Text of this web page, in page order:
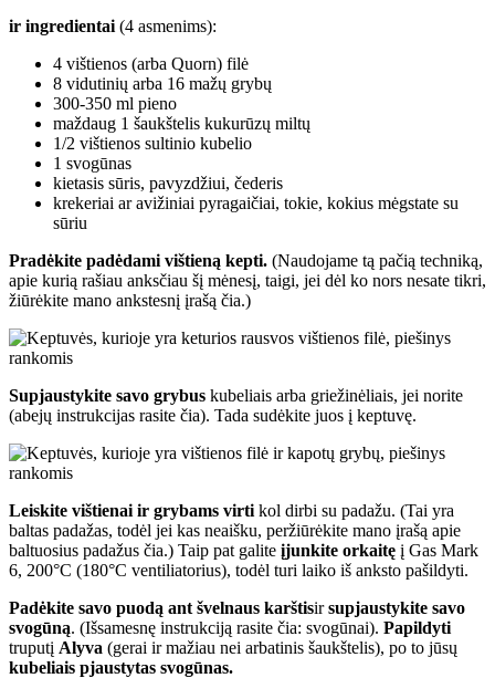
ir ingredientai (4 asmenims):
4 vištienos (arba Quorn) filė
8 vidutinių arba 16 mažų grybų
300-350 ml pieno
maždaug 1 šaukštelis kukurūzų miltų
1/2 vištienos sultinio kubelio
1 svogūnas
kietasis sūris, pavyzdžiui, čederis
krekeriai ar avižiniai pyragaičiai, tokie, kokius mėgstate su
sūriu
Pradėkite padėdami vištieną kepti. (Naudojame tą pačią techniką,
apie kurią rašiau anksčiau šį mėnesį, taigi, jei dėl ko nors nesate tikri,
žiūrėkite mano ankstesnį įrašą čia.)
Supjaustykite savo grybus kubeliais arba griežinėliais, jei norite
(abejų instrukcijas rasite čia). Tada sudėkite juos į keptuvę.
Leiskite vištienai ir grybams virti kol dirbi su padažu. (Tai yra
baltas padažas, todėl jei kas neaišku, peržiūrėkite mano įrašą apie
baltuosius padažus čia.) Taip pat galite įjunkite orkaitę į Gas Mark
6, 200°C (180°C ventiliatorius), todėl turi laiko iš anksto pašildyti.
Padėkite savo puodą ant švelnaus karštisirsupjaustykite savo
svogūną. (Išsamesnę instrukciją rasite čia: svogūnai). Papildyti
truputį Alyva (gerai ir mažiau nei arbatinis šaukštelis), po to jūsų
kubeliais pjaustytas svogūnas.